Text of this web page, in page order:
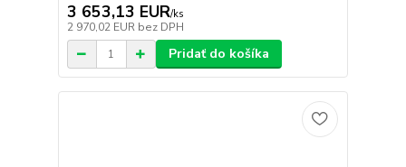
3 653,13 EUR/ks
2 970,02 EUR bez DPH
Pridať do košíka